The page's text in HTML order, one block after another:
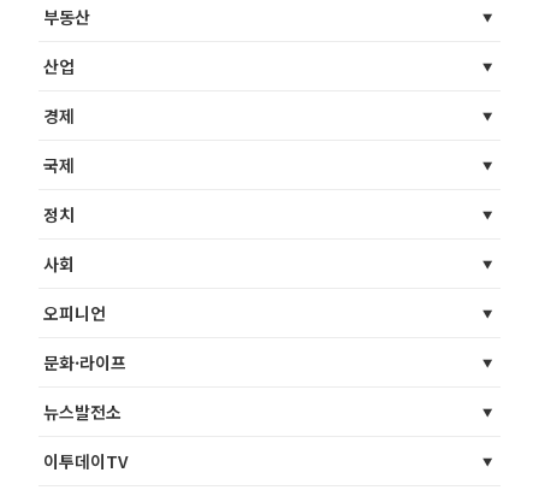
부동산
산업
경제
국제
정치
사회
오피니언
문화·라이프
뉴스발전소
이투데이TV